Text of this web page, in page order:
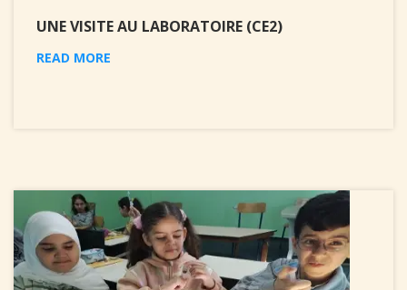
UNE VISITE AU LABORATOIRE (CE2)
READ MORE